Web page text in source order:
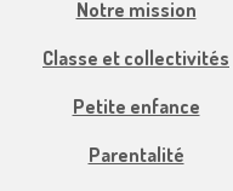
Notre mission
Classe et collectivités
Petite enfance
Parentalité